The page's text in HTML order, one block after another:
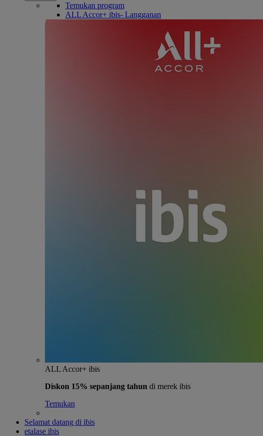
Temukan program
ALL Accor+ ibis- Langganan
ALL Accor+ ibis
Diskon 15% sepanjang tahun di merek ibis
Temukan
Selamat datang di ibis
etalase ibis